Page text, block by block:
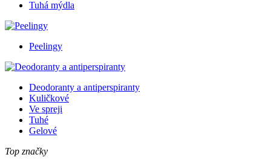
Tuhá mýdla
Peelingy
Deodoranty a antiperspiranty
Kuličkové
Ve spreji
Tuhé
Gelové
Top značky